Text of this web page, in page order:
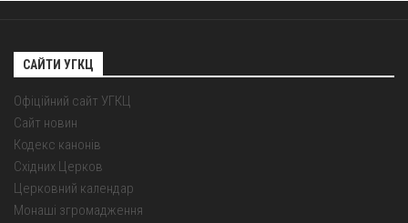
САЙТИ УГКЦ
Офіційний сайт УГКЦ
Сайт новин
Кодекс канонів
Східних Церков
Церковний календар
Монаші згромадження